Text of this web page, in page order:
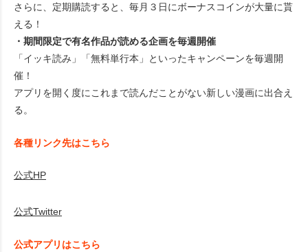
さらに、定期購読すると、毎月３日にボーナスコインが大量に貰
える！
・期間限定で有名作品が読める企画を毎週開催
「イッキ読み」「無料単行本」といったキャンペーンを毎週開
催！
アプリを開く度にこれまで読んだことがない新しい漫画に出合え
る。
各種リンク先はこちら
公式HP
公式Twitter
公式アプリはこちら